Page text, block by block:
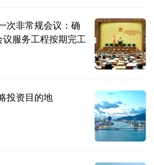
次非常规会议：确
议服务工程按期完工
投资目的地